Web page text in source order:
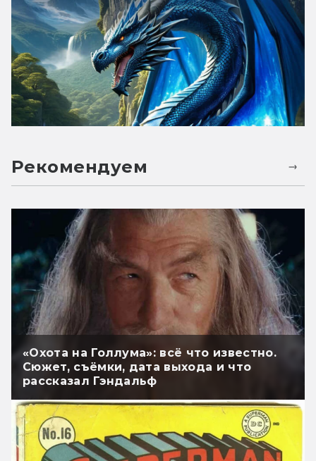
Рекомендуем
«Охота на Голлума»: всё что известно.
Сюжет, съёмки, дата выхода и что
рассказал Гэндальф